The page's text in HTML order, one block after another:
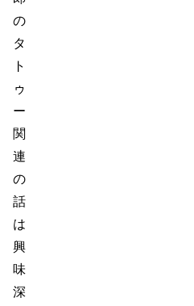
の
タ
ト
ゥ
ー
関
連
の
話
は
興
味
深